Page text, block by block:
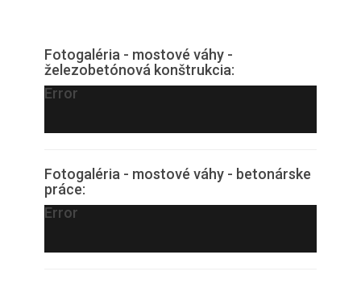
Fotogaléria - mostové váhy -
železobetónová konštrukcia:
Error
Fotogaléria - mostové váhy - betonárske
práce:
Error